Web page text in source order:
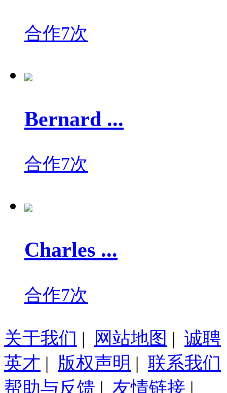
合作7次
Bernard ...
合作7次
Charles ...
合作7次
关于我们 | 网站地图 | 诚聘
英才 | 版权声明 | 联系我们
帮助与反馈 | 友情链接 |